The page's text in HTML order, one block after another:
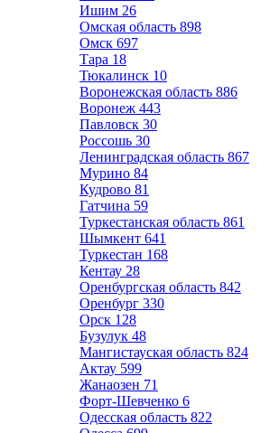
Ишим 26
Омская область 898
Омск 697
Тара 18
Тюкалинск 10
Воронежская область 886
Воронеж 443
Павловск 30
Россошь 30
Ленинградская область 867
Мурино 84
Кудрово 81
Гатчина 59
Туркестанская область 861
Шымкент 641
Туркестан 168
Кентау 28
Оренбургская область 842
Оренбург 330
Орск 128
Бузулук 48
Мангистауская область 824
Актау 599
Жанаозен 71
Форт-Шевченко 6
Одесская область 822